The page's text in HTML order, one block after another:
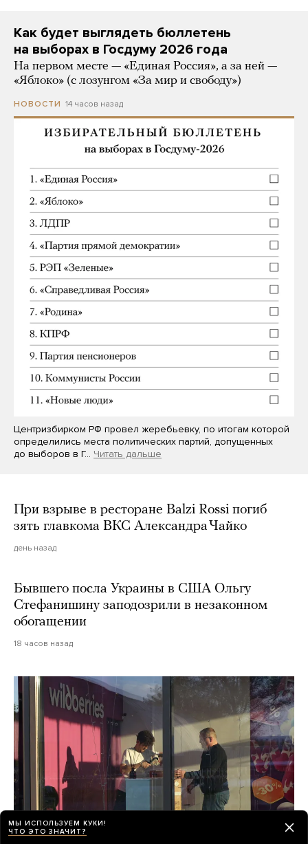
Как будет выглядеть бюллетень
на выборах в Госдуму 2026 года
На первом месте — «Единая Россия», а за ней —
«Яблоко» (с лозунгом «За мир и свободу»)
НОВОСТИ 14 часов назад
Центризбирком РФ провел жеребьевку, по итогам которой
определились места политических партий, допущенных
до выборов в Г… Читать дальше
При взрыве в ресторане Balzi Rossi погиб
зять главкома ВКС Александра Чайко
день назад
Бывшего посла Украины в США Ольгу
Стефанишину заподозрили в незаконном
обогащении
18 часов назад
МЫ ИСПОЛЬЗУЕМ КУКИ!
ЧТО ЭТО ЗНАЧИТ?